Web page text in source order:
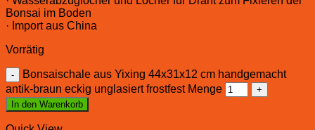
Bonsai im Boden
· Import aus China
Vorrätig
Bonsaischale aus Yixing 44x31x12 cm handgemacht
antik-braun eckig unglasiert frostfest Menge
In den Warenkorb